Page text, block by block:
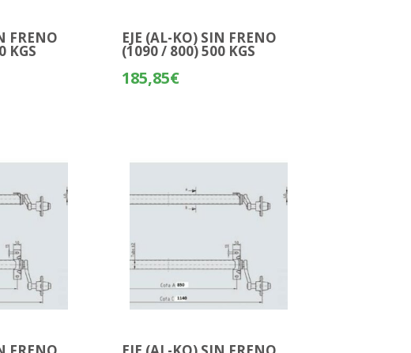
FRENO
KGS
EJE (AL-KO) SIN FRENO
(1090 / 800) 500 KGS
185,85€